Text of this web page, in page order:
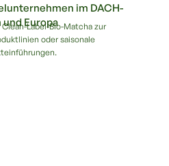
im DACH-
und Europa
Label-Bio-Matcha zur
oder saisonale